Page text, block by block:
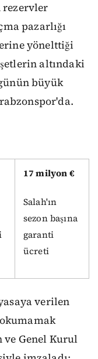
rezervler
pazarlığı
yönelttiği
altındaki
büyük
17 milyon €
Salah'ın
sezon başına
garanti
ücreti
verilen
Genel Kurul